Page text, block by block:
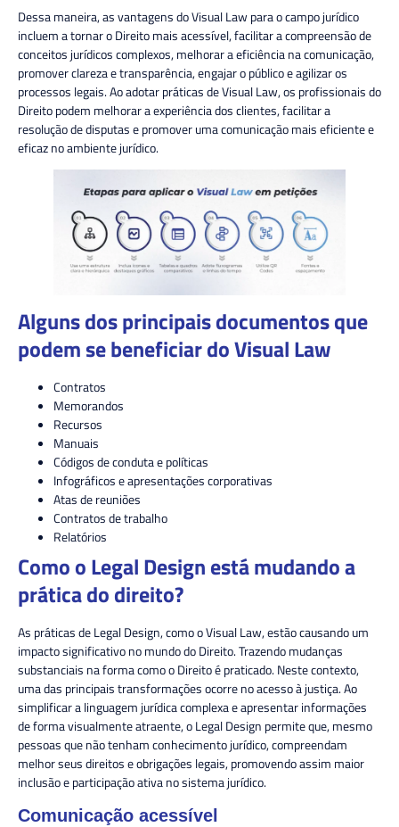
Dessa maneira, as vantagens do Visual Law para o campo jurídico
incluem a tornar o Direito mais acessível, facilitar a compreensão de
conceitos jurídicos complexos, melhorar a eficiência na comunicação,
promover clareza e transparência, engajar o público e agilizar os
processos legais. Ao adotar práticas de Visual Law, os profissionais do
Direito podem melhorar a experiência dos clientes, facilitar a
resolução de disputas e promover uma comunicação mais eficiente e
eficaz no ambiente jurídico.
Alguns dos principais documentos que
podem se beneficiar do Visual Law
Contratos
Memorandos
Recursos
Manuais
Códigos de conduta e políticas
Infográficos e apresentações corporativas
Atas de reuniões
Contratos de trabalho
Relatórios
Como o Legal Design está mudando a
prática do direito?
As práticas de Legal Design, como o Visual Law, estão causando um
impacto significativo no mundo do Direito. Trazendo mudanças
substanciais na forma como o Direito é praticado. Neste contexto,
uma das principais transformações ocorre no acesso à justiça. Ao
simplificar a linguagem jurídica complexa e apresentar informações
de forma visualmente atraente, o Legal Design permite que, mesmo
pessoas que não tenham conhecimento jurídico, compreendam
melhor seus direitos e obrigações legais, promovendo assim maior
inclusão e participação ativa no sistema jurídico.
Comunicação acessível